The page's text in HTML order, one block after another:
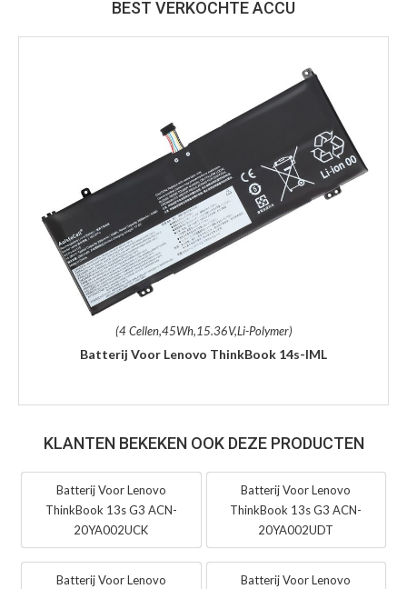
BEST VERKOCHTE ACCU
(4 Cellen,45Wh,15.36V,Li-Polymer)
Batterij Voor Lenovo ThinkBook 14s-IML
KLANTEN BEKEKEN OOK DEZE PRODUCTEN
Batterij Voor Lenovo
ThinkBook 13s G3 ACN-
20YA002UCK
Batterij Voor Lenovo
ThinkBook 13s G3 ACN-
20YA002UDT
Batterij Voor Lenovo Batterij Voor Lenovo